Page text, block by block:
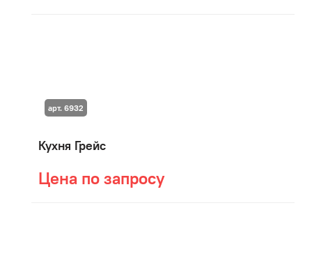
Кухня Грейс
Цена по запросу
арт. 6932